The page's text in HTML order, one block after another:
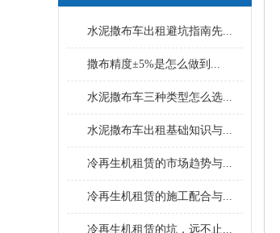
水泥撒布车出租避坑指南先...
撒布精度±5%是怎么做到...
水泥撒布车三种类型怎么选...
水泥撒布车出租基础知识与...
冷再生机租赁的市场趋势与...
冷再生机租赁的施工配合与...
冷再生机租赁的坑，远不止...